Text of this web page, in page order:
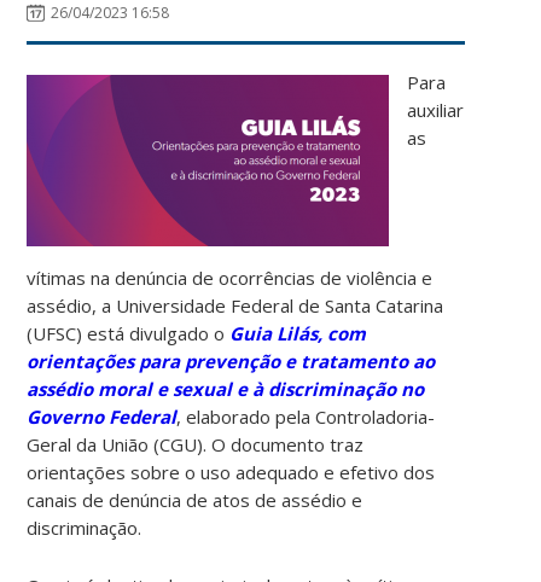
26/04/2023 16:58
Para
auxiliar
as
vítimas na denúncia de ocorrências de violência e
assédio, a Universidade Federal de Santa Catarina
(UFSC) está divulgado o Guia Lilás, com
orientações para prevenção e tratamento ao
assédio moral e sexual e à discriminação no
Governo Federal, elaborado pela Controladoria-
Geral da União (CGU). O documento traz
orientações sobre o uso adequado e efetivo dos
canais de denúncia de atos de assédio e
discriminação.